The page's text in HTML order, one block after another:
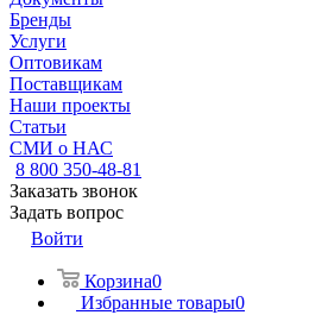
Бренды
Услуги
Оптовикам
Поставщикам
Наши проекты
Статьи
СМИ о НАС
8 800 350-48-81
Заказать звонок
Задать вопрос
Войти
Корзина0
Избранные товары0